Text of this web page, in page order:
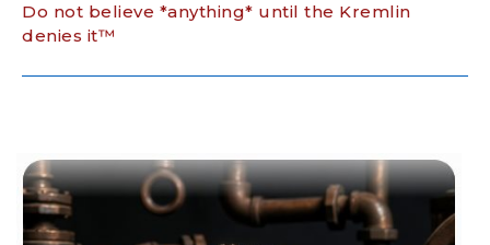
Do not believe *anything* until the Kremlin
denies it™